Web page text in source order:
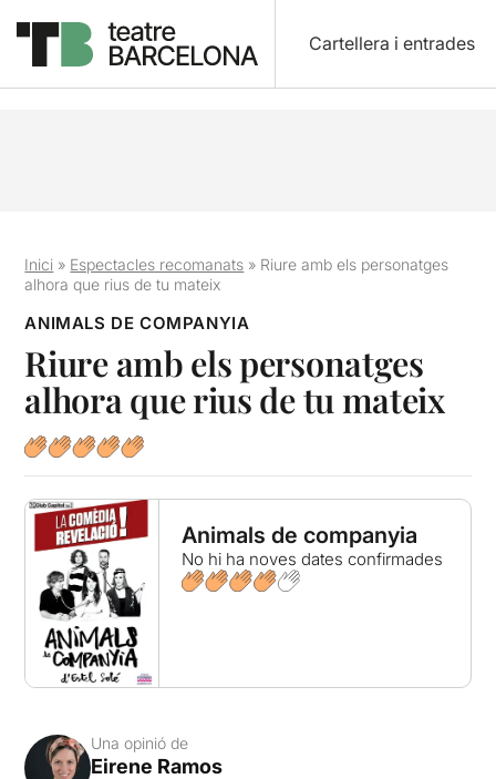
Cartellera i entrades
Inici » Espectacles recomanats » Riure amb els personatges
alhora que rius de tu mateix
ANIMALS DE COMPANYIA
Riure amb els personatges
alhora que rius de tu mateix
Animals de companyia
No hi ha noves dates confirmades
Una opinió de
Eirene Ramos